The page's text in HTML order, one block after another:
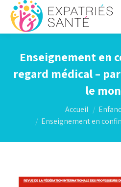
Enseignement en
regard médical –
le
Accueil
Enseignement en